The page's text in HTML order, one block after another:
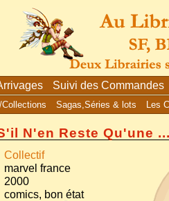
Suivi des Commandes
Collections Sagas,Séries & lots Les
N'en Reste Qu'une
Collectif
marvel france
2000
comics, bon état